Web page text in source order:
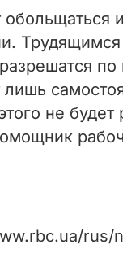
не
rus/